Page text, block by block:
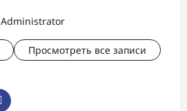
Administrator
Просмотреть все записи